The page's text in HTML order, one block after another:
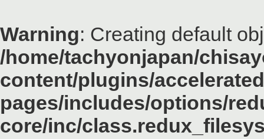
Warning: Creating default
/home/tachyonjapan/
content/plugins/
pages/includes/options/
core/inc/